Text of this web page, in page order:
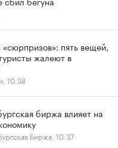
«сюрпризов»: пять вещей,
жалеют в
10:38
биржа влияет на
Биржа, 10:37